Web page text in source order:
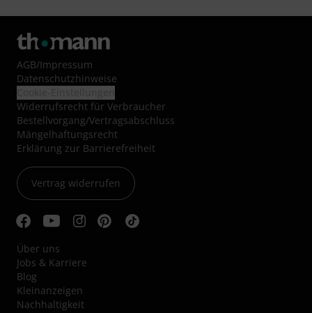
AGB/Impressum
Datenschutzhinweise
Widerrufsrecht für Verbraucher
Bestellvorgang/Vertragsabschluss
Mängelhaftungsrecht
Erklärung zur Barrierefreiheit
Vertrag widerrufen
Über uns
Jobs & Karriere
Blog
Kleinanzeigen
Nachhaltigkeit